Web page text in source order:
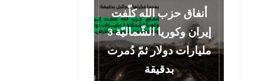
أنفاق حزب الله كلّفت
إيران وكوريا الشّماليّة 3
مليارات دولار ثمّ دُمرت
بدقيقة